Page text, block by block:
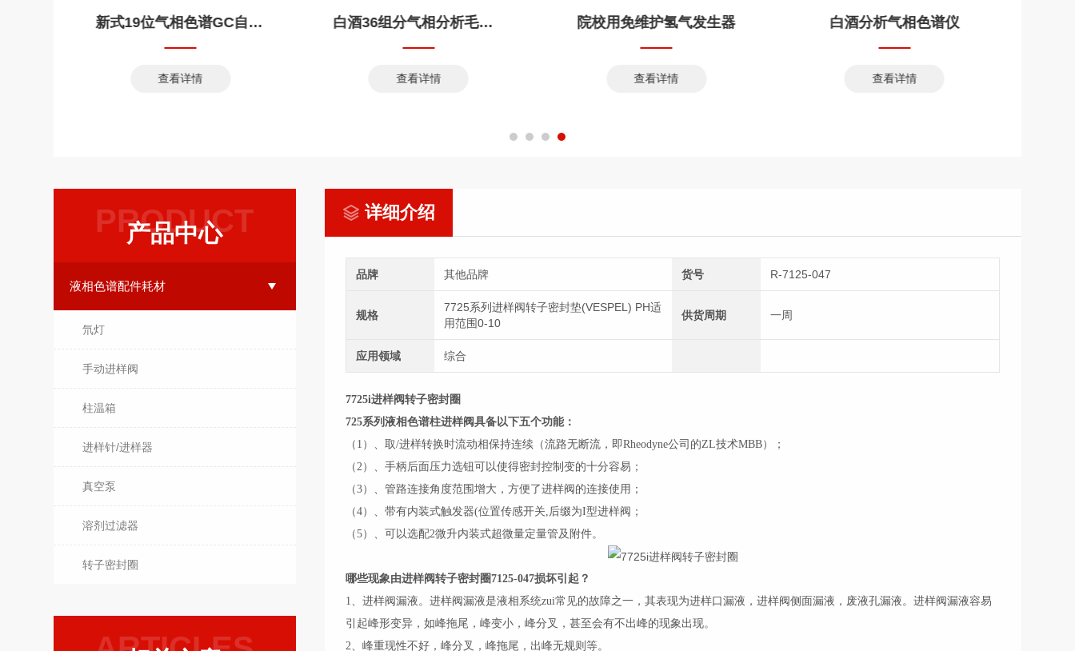
新式19位气相色谱GC自动进样器
查看详情
白酒36组分气相分析毛细柱
查看详情
院校用免维护氢气发生器
查看详情
白酒分析气相色谱仪
查看详情
PRODUCT
产品中心
液相色谱配件耗材
氘灯
手动进样阀
柱温箱
进样针/进样器
真空泵
溶剂过滤器
转子密封圈
详细介绍
品牌 其他品牌 货号 R-7125-047
规格
7725系列进样阀转子密封垫(VESPEL) PH适
用范围0-10
供货周期 一周
应用领域 综合
7725i进样阀转子密封圈
725系列液相色谱柱进样阀具备以下五个功能：
（1）、取/进样转换时流动相保持连续（流路无断流，即Rheodyne公司的ZL技术MBB）；
（2）、手柄后面压力选钮可以使得密封控制变的十分容易；
（3）、管路连接角度范围增大，方便了进样阀的连接使用；
（4）、带有内装式触发器(位置传感开关,后缀为I型进样阀；
（5）、可以选配2微升内装式超微量定量管及附件。
哪些现象由进样阀转子密封圈7125-047损坏引起？
1、进样阀漏液。进样阀漏液是液相系统zui常见的故障之一，其表现为进样口漏液，进样阀侧面漏液，废液孔漏液。进样阀漏液容易
引起峰形变异，如峰拖尾，峰变小，峰分叉，甚至会有不出峰的现象出现。
2、峰重现性不好，峰分叉，峰拖尾，出峰无规则等。